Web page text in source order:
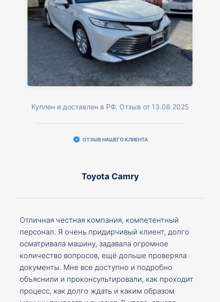
Куплен и доставлен в РФ. Отзыв от 13.08.2025
ОТЗЫВ НАШЕГО КЛИЕНТА
Toyota Camry
Отличная честная компания, компетентный
персонал. Я очень придирчивый клиент, долго
осматривала машину, задавала огромное
количество вопросов, ещё дольше проверяла
документы. Мне все доступно и подробно
объяснили и проконсультировали, как проходит
процесс, как долго ждать и каким образом